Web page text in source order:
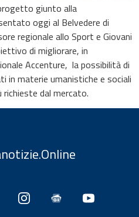
giunto alla
oggi al Belvedere di
regionale allo Sport e Giovani
di migliorare, in
Accenture, la possibilità di
in materie umanistiche e sociali
dal mercato.